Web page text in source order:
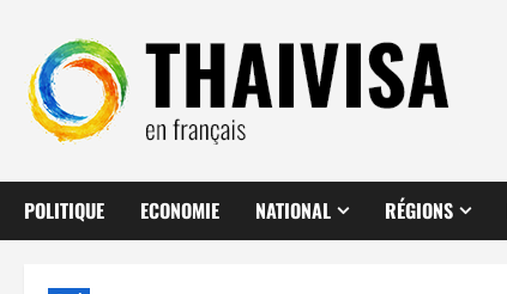
contenu
POLITIQUE ECONOMIE NATIONAL RÉGIONS